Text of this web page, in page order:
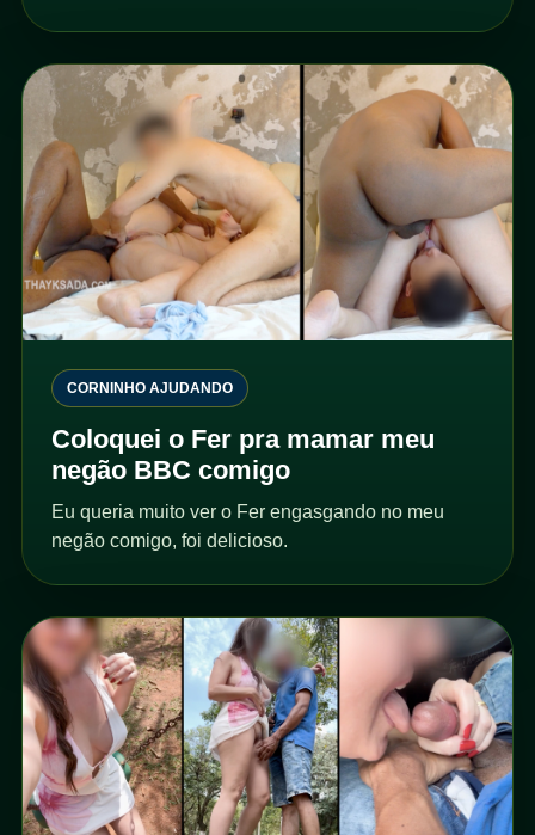
CORNINHO AJUDANDO
Coloquei o Fer pra mamar meu
negão BBC comigo
Eu queria muito ver o Fer engasgando no meu
negão comigo, foi delicioso.